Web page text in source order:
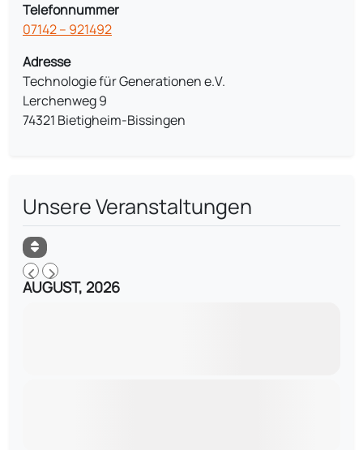
Telefonnummer
07142 – 921492
Adresse
Technologie für Generationen e.V.
Lerchenweg 9
74321 Bietigheim-Bissingen
Unsere Veranstaltungen
AUGUST, 2026